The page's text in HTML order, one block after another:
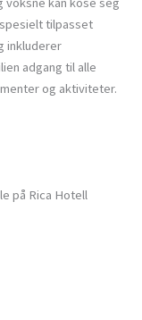
tilpasset
inkluderer
adgang til alle
og aktiviteter.
på Rica Hotell